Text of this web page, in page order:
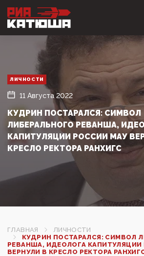
ЛИЧНОСТИ
11 Августа 2022
КУДРИН ПОСТАРАЛСЯ: СИМВОЛ
ЛИБЕРАЛЬНОГО РЕВАНША,
КАПИТУЛЯЦИИ РОССИИ МАУ
КРЕСЛО РЕКТОРА РАНХИГС
ГЛАВНАЯ
ЛИЧНОСТИ
КУДРИН ПОСТАРАЛСЯ: СИМВОЛ
РЕВАНША, ИДЕОЛОГА КАПИТУЛЯЦИИ
ВЕРНУЛИ В КРЕСЛО РЕКТОРА